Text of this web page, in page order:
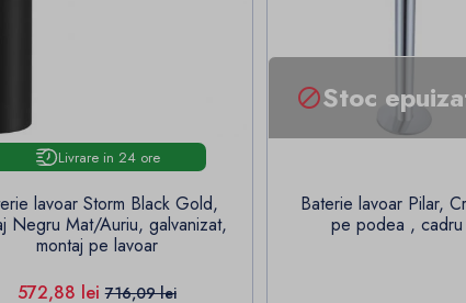
Livrare in 24 ore
lavoar Storm Black Gold,
Negru Mat/Auriu, galvanizat,
montaj pe lavoar
Pret
572,88 leiPret de baza
716,09 lei
Stoc
Baterie lavoar Pilar,
pe podea , cadru